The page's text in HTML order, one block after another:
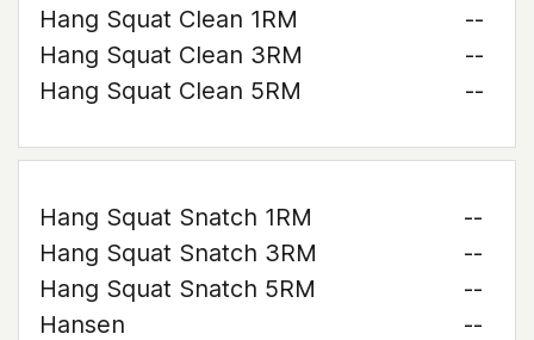
Hang Squat Clean 1RM
--
Hang Squat Clean 3RM
--
Hang Squat Clean 5RM
--
Hang Squat Snatch 1RM
--
Hang Squat Snatch 3RM
--
Hang Squat Snatch 5RM
--
Hansen
--